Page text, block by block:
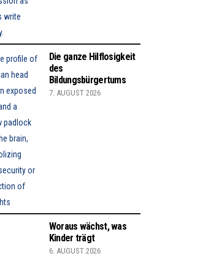
Die ganze Hilflosigkeit
des
Bildungsbürgertums
7. AUGUST 2026
Woraus wächst, was
Kinder trägt
6. AUGUST 2026